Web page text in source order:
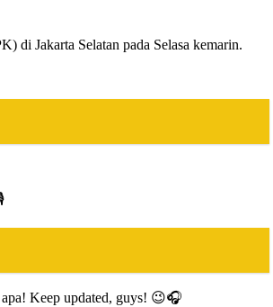
di Jakarta Selatan pada Selasa kemarin.
apa! Keep updated, guys! 😉🎧